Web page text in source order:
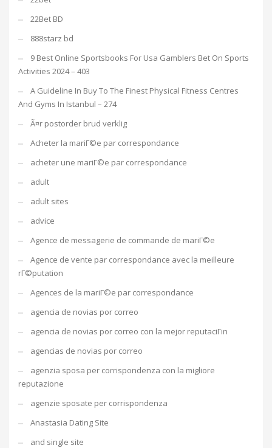
22Bet BD
888starz bd
9 Best Online Sportsbooks For Usa Gamblers Bet On Sports
Activities 2024 – 403
A Guideline In Buy To The Finest Physical Fitness Centres
And Gyms In Istanbul – 274
Ã¤r postorder brud verklig
Acheter la mariГ©e par correspondance
acheter une mariГ©e par correspondance
adult
adult sites
advice
Agence de messagerie de commande de mariГ©e
Agence de vente par correspondance avec la meilleure
rГ©putation
Agences de la mariГ©e par correspondance
agencia de novias por correo
agencia de novias por correo con la mejor reputaciГіn
agencias de novias por correo
agenzia sposa per corrispondenza con la migliore
reputazione
agenzie sposate per corrispondenza
Anastasia Dating Site
and single site